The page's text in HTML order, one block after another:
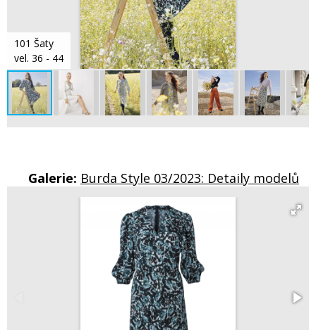
101 Šaty
vel. 36 - 44
Galerie: Burda Style 03/2023: Detaily modelů